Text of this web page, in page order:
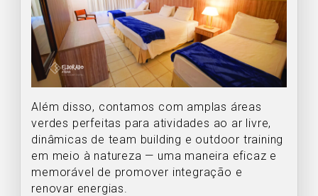
Além disso, contamos com amplas áreas
verdes perfeitas para atividades ao ar livre,
dinâmicas de team building e outdoor training
em meio à natureza — uma maneira eficaz e
memorável de promover integração e
renovar energias.